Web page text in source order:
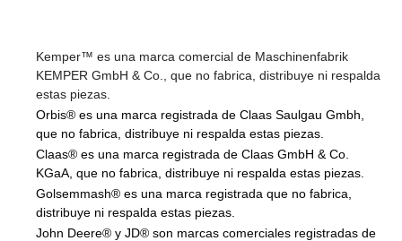
Kemper™ es una marca comercial de Maschinenfabrik
KEMPER GmbH & Co., que no fabrica, distribuye ni respalda
estas piezas.
Orbis® es una marca registrada de Claas Saulgau Gmbh,
que no fabrica, distribuye ni respalda estas piezas.
Claas® es una marca registrada de Claas GmbH & Co.
KGaA, que no fabrica, distribuye ni respalda estas piezas.
Golsemmash® es una marca registrada que no fabrica,
distribuye ni respalda estas piezas.
John Deere® y JD® son marcas comerciales registradas de